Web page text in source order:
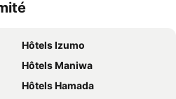
Hôtels Izumo
Hôtels Maniwa
Hôtels Hamada